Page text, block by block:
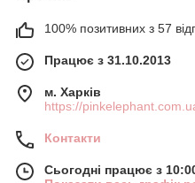
100% позитивних з 57
Працює з 31.10.2013
м. Харків
https://
Контакти
Сьогодні працює з